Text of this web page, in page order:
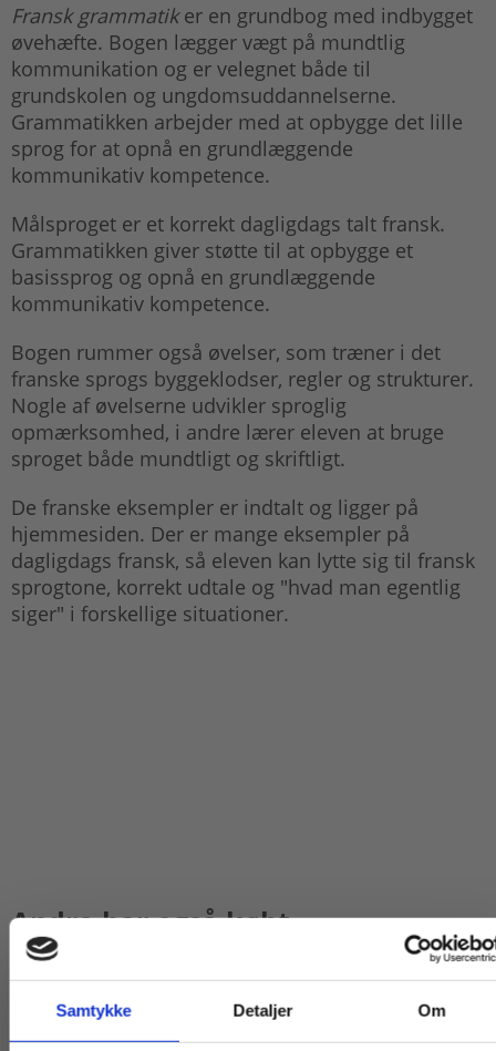
Samtykke Detaljer Om
Fransk grammatiker en grundbog med indbygget
øvehæfte. Bogen lægger vægt på mundtlig
kommunikation og er velegnet både til
grundskolen og ungdomsuddannelserne.
Grammatikken arbejder med at opbygge det lille
sprog for at opnå en grundlæggende
kommunikativ kompetence.
Målsproget er et korrekt dagligdags talt fransk.
Grammatikken giver støtte til at opbygge et
basissprog og opnå en grundlæggende
kommunikativ kompetence.
Bogen rummer også øvelser, som træner i det
franske sprogs byggeklodser, regler og strukturer.
Nogle af øvelserne udvikler sproglig
opmærksomhed, i andre lærer eleven at bruge
sproget både mundtligt og skriftligt.
De franske eksempler er indtalt og ligger på
hjemmesiden. Der er mange eksempler på
dagligdags fransk, så eleven kan lytte sig til fransk
sprogtone, korrekt udtale og "hvad man egentlig
siger" i forskellige situationer.
Andre har også købt